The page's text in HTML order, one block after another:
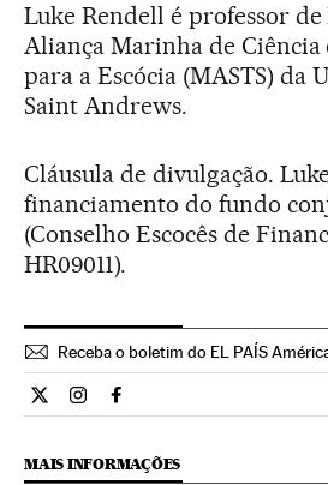
Luke Rendell é professor
Aliança Marinha de Ciência
para a Escócia (MASTS) da
Saint Andrews.
Cláusula de divulgação.
financiamento do fundo
(Conselho Escocês de
HR09011).
Receba o boletim do EL PAÍS
Ciencia El País Brasil en Twitter
Ciencia El País Brasil en
Ciencia El País Brasil en
MAIS INFORMAÇÕES